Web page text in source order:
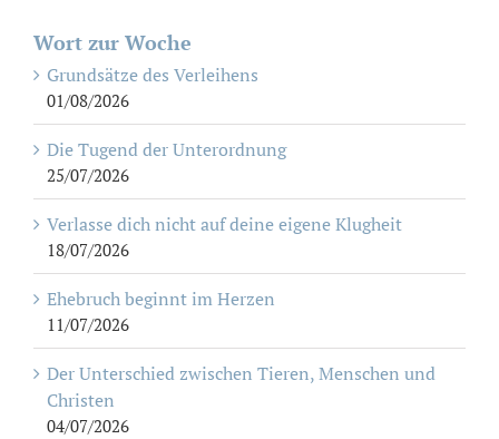
Wort zur Woche
Grundsätze des Verleihens
01/08/2026
Die Tugend der Unterordnung
25/07/2026
Verlasse dich nicht auf deine eigene Klugheit
18/07/2026
Ehebruch beginnt im Herzen
11/07/2026
Der Unterschied zwischen Tieren, Menschen und
Christen
04/07/2026